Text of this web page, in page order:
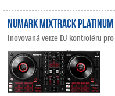
Numark Mixtrack Platinum
Inovovaná verze DJ kontroléru